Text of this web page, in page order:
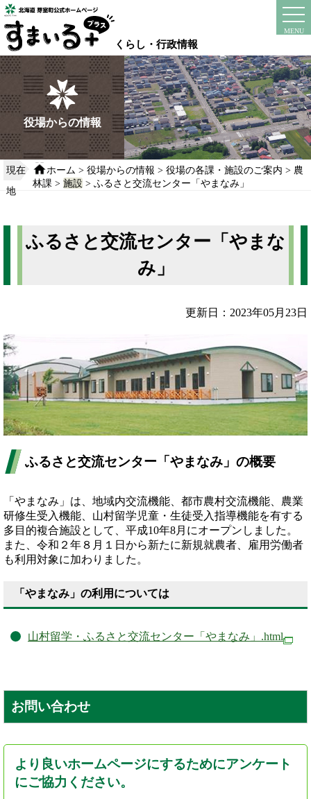
本
文
へ
移
動
る
くらし・行政情報
MENU
instagram
役場からの情報
現在
地
ホーム > 役場からの情報 > 役場の各課・施設のご案内 > 農
林課 > 施設 > ふるさと交流センター「やまなみ」
ふるさと交流センター「やまな
み」
更新日：2023年05月23日
ふるさと交流センター「やまなみ」の概要
「やまなみ」は、地域内交流機能、都市農村交流機能、農業
研修生受入機能、山村留学児童・生徒受入指導機能を有する
多目的複合施設として、平成10年8月にオープンしました。
また、令和２年８月１日から新たに新規就農者、雇用労働者
も利用対象に加わりました。
「やまなみ」の利用については
山村留学・ふるさと交流センター「やまなみ」.html
お問い合わせ
より良いホームページにするためにアンケート
にご協力ください。